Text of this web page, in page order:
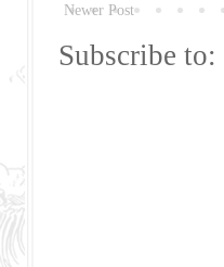
Newer Post
Subscribe to: